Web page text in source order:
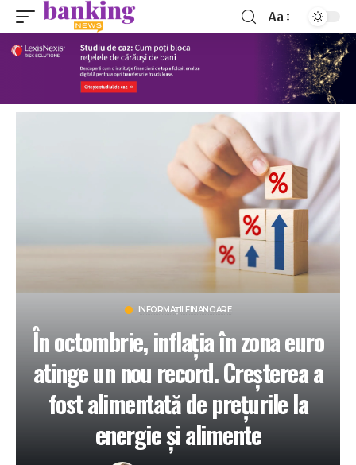
Aa
INFORMAȚII FINANCIARE
În octombrie, inflația în zona euro
atinge un nou record. Creșterea a
fost alimentată de prețurile la
energie și alimente